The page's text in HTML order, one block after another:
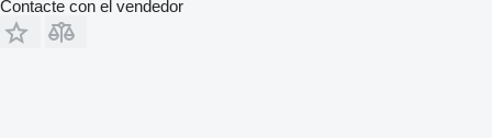
Contacte con el vendedor